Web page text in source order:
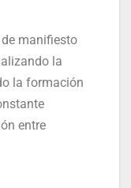
manifiesto
la
la formación
entre